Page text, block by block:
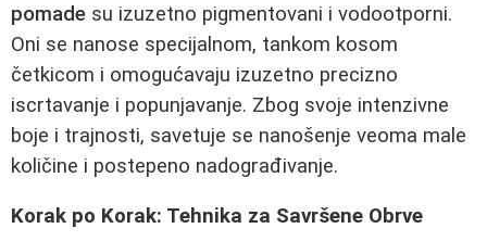
pomade su izuzetno pigmentovani i vodootporni.
Oni se nanose specijalnom, tankom kosom
četkicom i omogućavaju izuzetno precizno
iscrtavanje i popunjavanje. Zbog svoje intenzivne
boje i trajnosti, savetuje se nanošenje veoma male
količine i postepeno nadograđivanje.
Korak po Korak: Tehnika za Savršene Obrve